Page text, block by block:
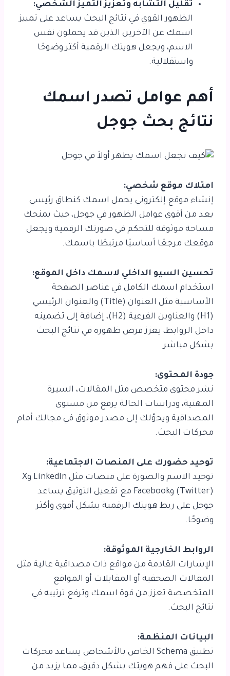
تقليل التشابه وتعزيز التميز الشخصي:
الظهور القوي في نتائج البحث يساعد على تمييز
اسمك عن الآخرين الذين قد يحملون نفس
الاسم، ويجعل هويتك الرقمية أكثر وضوحًا
واستقلالية.
أهم عوامل تصدر اسمك
نتائج بحث جوجل
امتلاك موقع شخصي:
إنشاء موقع إلكتروني يحمل اسمك كنطاق رئيسي
يعد من أقوى عوامل الظهور في جوجل، حيث يمنحك
مساحة موثوقة للتحكم في صورتك الرقمية ويجعل
موقعك مرجعًا أساسيًا مرتبطًا باسمك.
تحسين السيو الداخلي لاسمك داخل الموقع:
استخدام اسمك الكامل في عناصر الصفحة
الأساسية مثل العنوان (Title) والعنوان الرئيسي
(H1) والعناوين الفرعية (H2)، إضافة إلى تضمينه
داخل الروابط، يعزز فرص ظهوره في نتائج البحث
بشكل مباشر.
جودة المحتوى:
نشر محتوى متخصص مثل المقالات، السيرة
المهنية، ودراسات الحالة يرفع من مستوى
المصداقية ويحوّلك إلى مصدر موثوق في مجالك أمام
محركات البحث.
توحيد حضورك على المنصات الاجتماعية:
توحيد الاسم والصورة على منصات مثل LinkedIn وX
(Twitter) وFacebook مع تفعيل التوثيق يساعد
جوجل على ربط هويتك الرقمية بشكل أقوى وأكثر
وضوحًا.
الروابط الخارجية الموثوقة:
الإشارات القادمة من مواقع ذات مصداقية عالية مثل
المقالات الصحفية أو المقابلات أو المواقع
المتخصصة تعزز من قوة اسمك وترفع ترتيبه في
نتائج البحث.
البيانات المنظمة:
تطبيق Schema الخاص بالأشخاص يساعد محركات
البحث على فهم هويتك بشكل دقيق، مما يزيد من